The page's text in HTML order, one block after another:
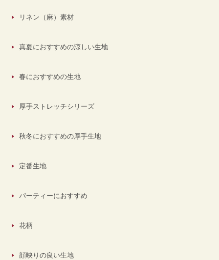
リネン（麻）素材
真夏におすすめの涼しい生地
春におすすめの生地
厚手ストレッチシリーズ
秋冬におすすめの厚手生地
定番生地
パーティーにおすすめ
花柄
顔映りの良い生地